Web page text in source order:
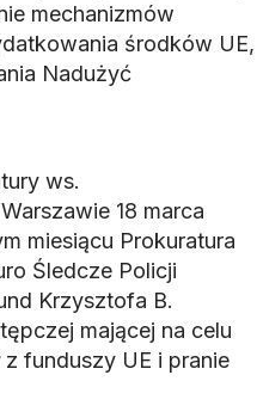
mechanizmów
środków UE,
Nadużyć
ws.
18 marca
miesiącu Prokuratura
Śledcze Policji
Krzysztofa B.
mającej na celu
z funduszy UE i pranie